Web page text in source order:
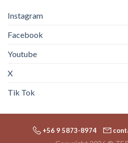
Instagram
Facebook
Youtube
X
Tik Tok
+56 9 5873-8974